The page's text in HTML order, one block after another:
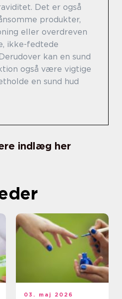
Det er også
produkter,
eller overdreven
ikke-fedtede
kan en sund
også være vigtige
en sund hud
indlæg her
03. maj 2026